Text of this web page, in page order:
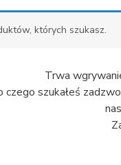
których szukasz.
Trwa
czego szukałeś